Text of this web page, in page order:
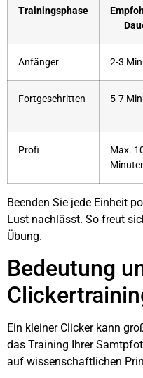
Trainingsphase
Anfänger 2-3
Fortgeschritten 5-7
Profi
Max.
Beenden Sie jede Einheit
Lust nachlässt. So freut
Übung.
Bedeutung
Ein kleiner Clicker kann
das Training Ihrer
auf wissenschaftlichen